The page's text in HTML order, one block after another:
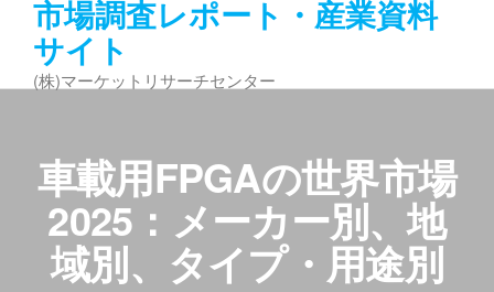
ン
市場調査レポート・産業資料
サイト
(株)マーケットリサーチセンター
車載用FPGAの世界市場
2025：メーカー別、地
域別、タイプ・用途別